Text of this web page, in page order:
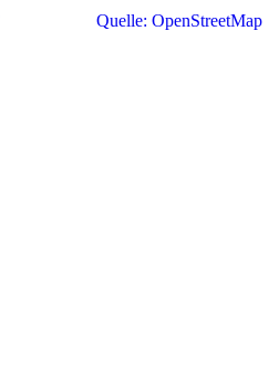
Quelle: OpenStreetMap